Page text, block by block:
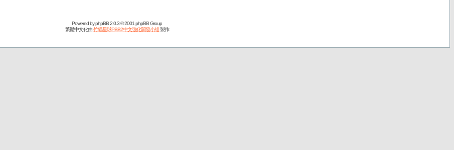
Powered byphpBB2.0.3 © 2001 phpBB Group
繁體中文化由竹貓星球PBB2中文強化開發小組製作